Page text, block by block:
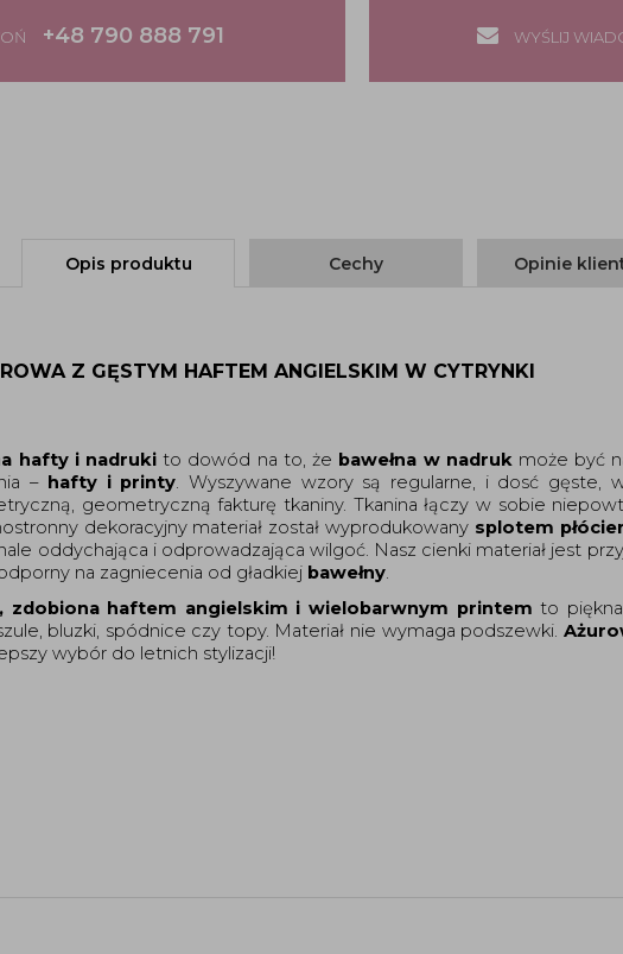
+48 790 888 791 WYŚLIJ
Opis produktu Cechy Opinie
Z GĘSTYM HAFTEM ANGIELSKIM W CYTRYNKI
hafty i nadruki to dowód na to, że bawełna w nadruk
– hafty i printy. Wyszywane wzory są regularne, i dosć gęste,
geometryczną fakturę tkaniny. Tkanina łączy w sobie
dekoracyjny materiał został wyprodukowany splotem
oddychająca i odprowadzająca wilgoć. Nasz cienki materiał jest
na zagniecenia od gładkiej bawełny.
zdobiona haftem angielskim i wielobarwnym printem to
bluzki, spódnice czy topy. Materiał nie wymaga podszewki.
wybór do letnich stylizacji!